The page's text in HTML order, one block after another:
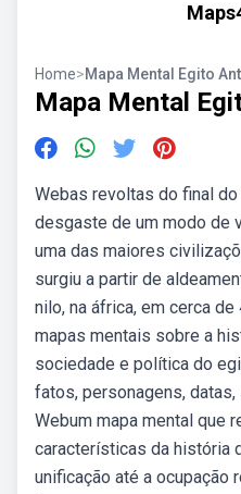
Home>Mapa Mental Egito
Mapa Mental
Webas revoltas do final
desgaste de um modo de
uma das maiores
surgiu a partir de
nilo, na áfrica, em cerca
mapas mentais sobre a
sociedade e política do
fatos, personagens,
Webum mapa mental que
características da história
unificação até a ocupação